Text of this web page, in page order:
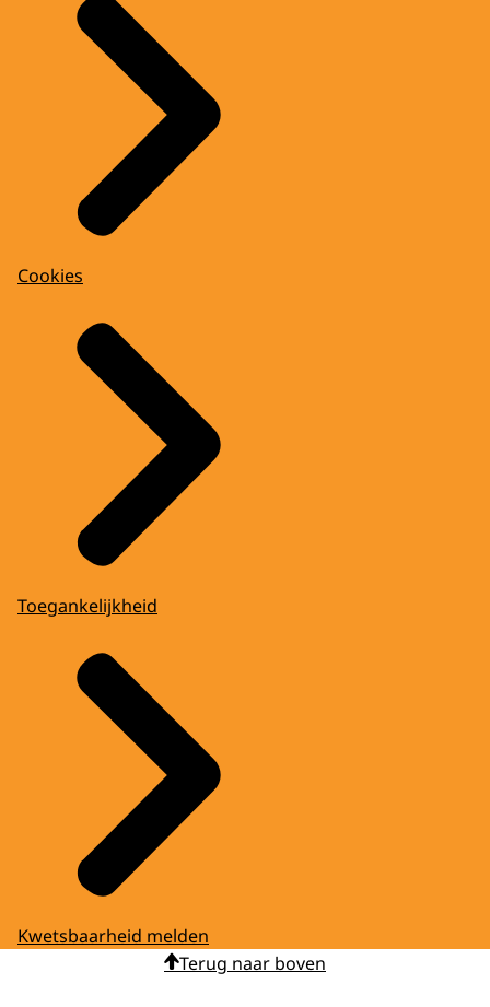
Cookies
Toegankelijkheid
Kwetsbaarheid melden
Terug naar boven